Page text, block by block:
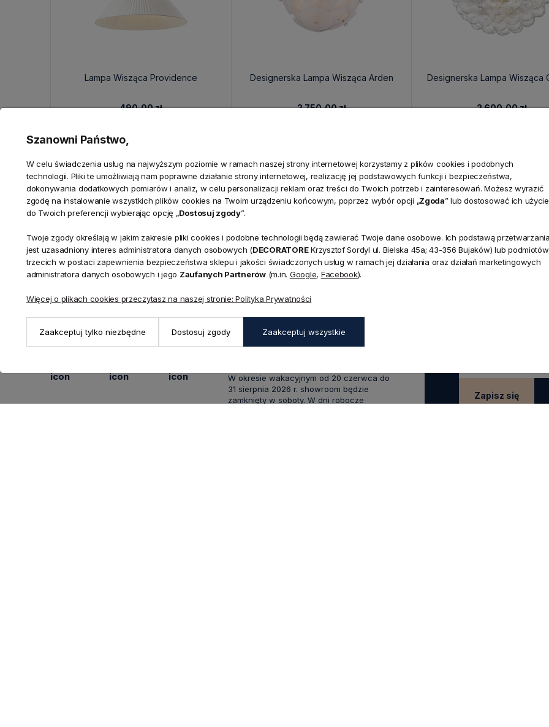
Lampa Wisząca Providence
490,00 zł
Designerska Lampa Wisząca Arden
2 750,00 zł
Designerska Lampa Wisząca
2 600,00 zł
NEWSLETTER
Zapisz się do
na pierwsze
Zapisz się
KONTAKT
Realizacja zamówień
Doradztwo produktowe
+ 48 531 771 366
Biuro
Reklamacje | Zwroty
sklep@decoratore.pl
Showroom
Pon. - Pt.: 9:00 - 17:00,
W okresie wakacyjnym od 20 czerwca do
31 sierpnia 2026 r. showroom będzie
zamknięty w soboty. W dni robocze
Szanowni Państwo,
W celu świadczenia usług na najwyższym poziomie w ramach naszej strony internetowej korzystamy z plików cookies i podobnych
technologii. Pliki te umożliwiają nam poprawne działanie strony internetowej, realizację jej podstawowych funkcji i bezpieczeństwa,
dokonywania dodatkowych pomiarów i analiz, w celu personalizacji reklam oraz treści do Twoich potrzeb i zainteresowań. Możesz wyrazić
zgodę na instalowanie wszystkich plików cookies na Twoim urządzeniu końcowym, poprzez wybór opcji „Zgoda” lub dostosować ich użycie
do Twoich preferencji wybierając opcję „Dostosuj zgody”.
Twoje zgody określają w jakim zakresie pliki cookies i podobne technologii będą zawierać Twoje dane osobowe. Ich podstawą przetwarzania
jest uzasadniony interes administratora danych osobowych (DECORATOREKrzysztof Sordyl ul. Bielska 45a; 43-356 Bujaków) lub podmiotów
trzecich w postaci zapewnienia bezpieczeństwa sklepu i jakości świadczonych usług w ramach jej działania oraz działań marketingowych
administratora danych osobowych i jego Zaufanych Partnerów(m.in. Google, Facebook).
Więcej o plikach cookies przeczytasz na naszej stronie: Polityka Prywatności
Zaakceptuj tylko niezbędne Dostosuj zgody Zaakceptuj wszystkie